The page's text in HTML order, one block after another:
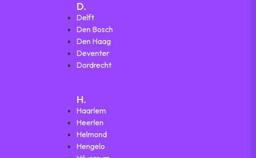
D.
Delft
Den Bosch
Den Haag
Deventer
Dordrecht
H.
Haarlem
Heerlen
Helmond
Hengelo